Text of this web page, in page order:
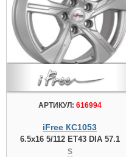
АРТИКУЛ: 616994
iFree КС1053
6.5x16 5/112 ET43 DIA 57.1
S